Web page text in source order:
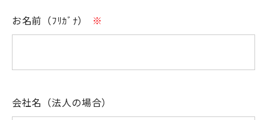
お名前（ﾌﾘｶﾞﾅ） ※
会社名（法人の場合）